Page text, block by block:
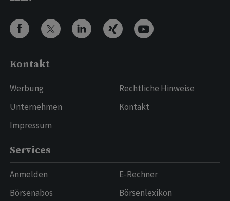
Kontakt
Werbung
Unternehmen
Impressum
Rechtliche Hinweise
Kontakt
Services
Anmelden
Börsenabos
E-Rechner
Börsenlexikon